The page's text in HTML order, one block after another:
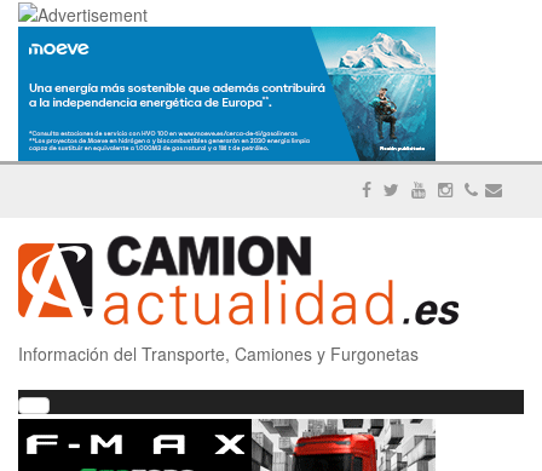
Información del Transporte, Camiones y Furgonetas